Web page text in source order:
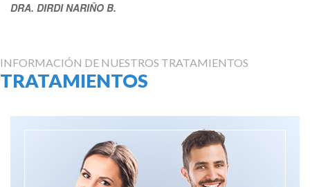
DRA. DIRDI NARIÑO B.
INFORMACIÓN DE NUESTROS TRATAMIENTOS
TRATAMIENTOS